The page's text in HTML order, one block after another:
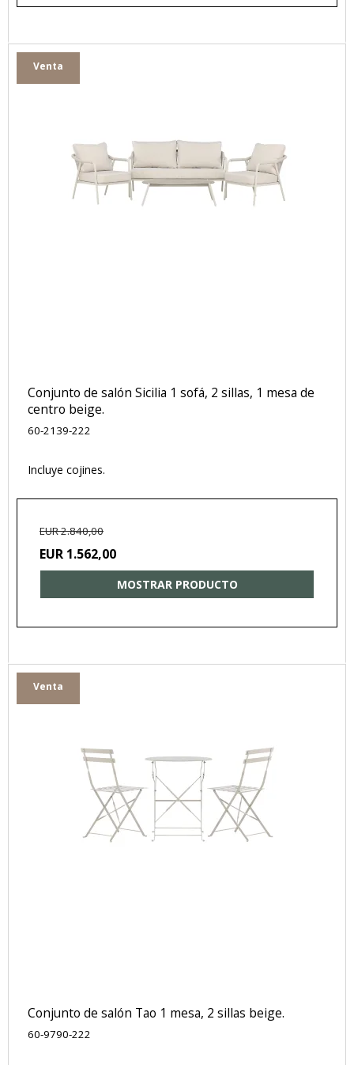
Venta
Conjunto de salón Sicilia 1 sofá, 2 sillas, 1 mesa de
centro beige.
60-2139-222
Incluye cojines.
EUR 2.840,00
EUR 1.562,00
MOSTRAR PRODUCTO
Venta
Conjunto de salón Tao 1 mesa, 2 sillas beige.
60-9790-222